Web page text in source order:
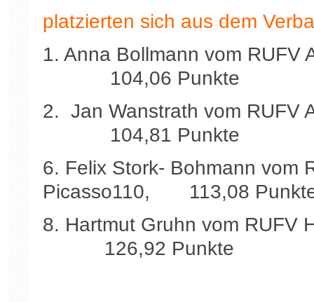
platzierten sich aus dem
1. Anna Bollmann vom
104,06 Punkte
2. Jan Wanstrath vom
104,81 Punkte
6. Felix Stork- Bohmann vom
Picasso110, 113,08
8. Hartmut Gruhn vom
126,92 Punkte